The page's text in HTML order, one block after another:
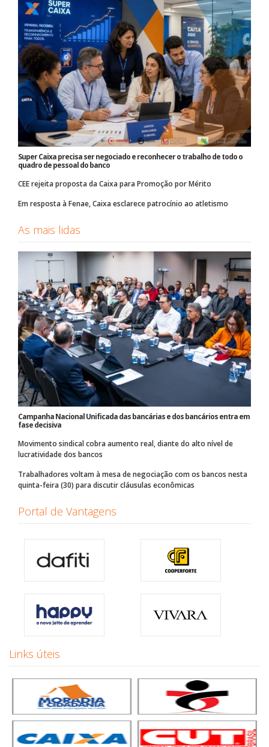
Super Caixa precisa ser negociado e reconhecer o trabalho de todo o
quadro de pessoal do banco
CEE rejeita proposta da Caixa para Promoção por Mérito
Em resposta à Fenae, Caixa esclarece patrocínio ao atletismo
As mais lidas
Campanha Nacional Unificada das bancárias e dos bancários entra em
fase decisiva
Movimento sindical cobra aumento real, diante do alto nível de
lucratividade dos bancos
Trabalhadores voltam à mesa de negociação com os bancos nesta
quinta-feira (30) para discutir cláusulas econômicas
Portal de Vantagens
Links úteis